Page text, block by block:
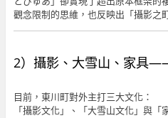
觀念限制的思維，也反映出「攝影之
2）攝影、大雪山、家具
目前，東川町對外主打三大文化：
「攝影文化」、「大雪山文化」與「